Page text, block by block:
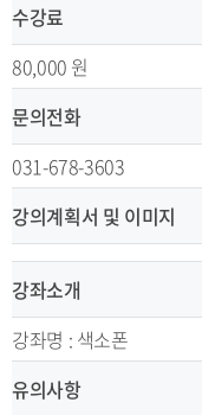
수강료
80,000 원
문의전화
031-678-3603
강의계획서 및 이미지
강좌소개
강좌명 : 색소폰
유의사항